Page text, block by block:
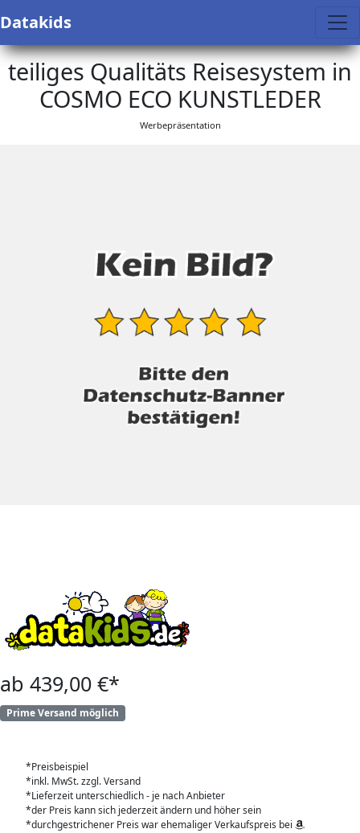
Datakids
teiliges Qualitäts Reisesystem in
COSMO ECO KUNSTLEDER
Werbepräsentation
ab 439,00 €*
Prime Versand möglich
*Preisbeispiel
*inkl. MwSt. zzgl. Versand
*Lieferzeit unterschiedlich - je nach Anbieter
*der Preis kann sich jederzeit ändern und höher sein
*durchgestrichener Preis war ehemaliger Verkaufspreis bei